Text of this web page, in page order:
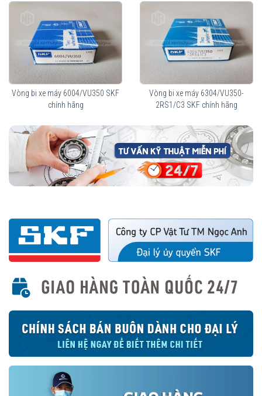
Vòng bi xe máy 6004/VU350 SKF
chính hãng
Vòng bi xe máy 6304/VU350-
2RS1/C3 SKF chính hãng